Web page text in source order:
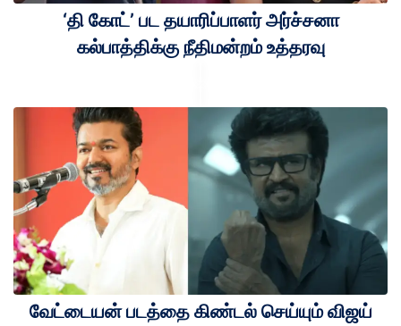
‘தி கோட்’ பட தயாரிப்பாளர் அர்ச்சனா
கல்பாத்திக்கு நீதிமன்றம் உத்தரவு
வேட்டையன் படத்தை கிண்டல் செய்யும் விஜய்